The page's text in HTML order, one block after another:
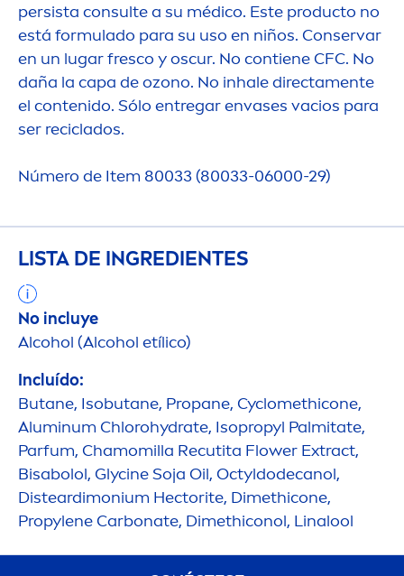
persista consulte a su médico. Este producto no
está formulado para su uso en niños. Conservar
en un lugar fresco y oscur. No contiene CFC. No
daña la capa de ozono. No inhale directamente
el contenido. Sólo entregar envases vacios para
ser reciclados.
Número de Item 80033 (80033-06000-29)
LISTA DE INGREDIENTES
No incluye
Alcohol (Alcohol etílico)
Incluído:
Butane, Isobutane, Propane, Cyclomethicone,
Aluminum Chlorohydrate, Isopropyl Palmitate,
Parfum, Chamomilla Recutita Flower Extract,
Bisabolol, GlycineSoja Oil, Octyldodecanol,
Disteardimonium Hectorite, Dimethicone,
Propylene Carbonate, Dimethiconol, Linalool